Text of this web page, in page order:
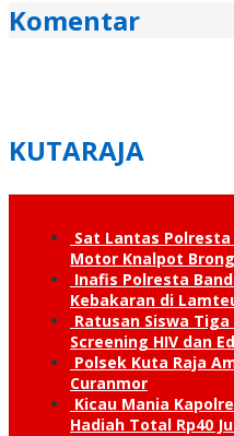
Komentar
KUTARAJA
Sat Lantas Polresta
Motor Knalpot Brong
Inafis Polresta
Kebakaran di
Ratusan Siswa
Screening HIV dan
Polsek Kuta Raja
Curanmor
Kicau Mania
Hadiah Total Rp40